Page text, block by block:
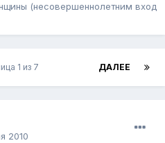
(несовершеннолетним вход
ДАЛЕЕ
1 из 7
2010